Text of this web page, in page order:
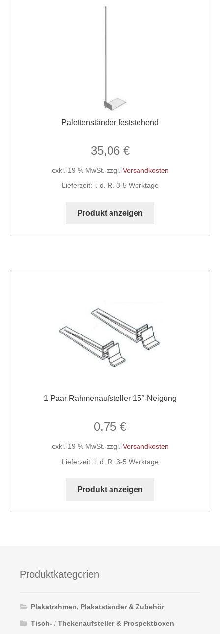
Palettenständer feststehend
35,06 €
exkl. 19 % MwSt. zzgl. Versandkosten
Lieferzeit: i. d. R. 3-5 Werktage
Produkt anzeigen
1 Paar Rahmenaufsteller 15°-Neigung
0,75 €
exkl. 19 % MwSt. zzgl. Versandkosten
Lieferzeit: i. d. R. 3-5 Werktage
Produkt anzeigen
Produktkategorien
Plakatrahmen, Plakatständer & Zubehör
Tisch- / Thekenaufsteller & Prospektboxen